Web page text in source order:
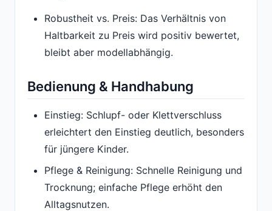
Robustheit vs. Preis: Das Verhältnis von
Haltbarkeit zu Preis wird positiv bewertet,
bleibt aber modellabhängig.
Bedienung & Handhabung
Einstieg: Schlupf- oder Klettverschluss
erleichtert den Einstieg deutlich, besonders
für jüngere Kinder.
Pflege & Reinigung: Schnelle Reinigung und
Trocknung; einfache Pflege erhöht den
Alltagsnutzen.